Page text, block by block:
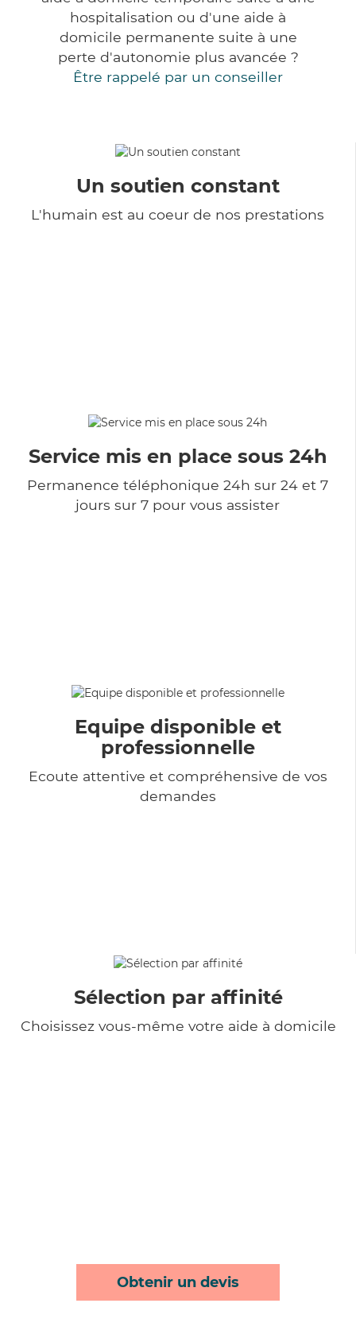
hospitalisation ou d'une aide à
domicile permanente suite à une
perte d'autonomie plus avancée ?
Être rappelé par un conseiller
Un soutien constant
L'humain est au coeur de nos prestations
Service mis en place sous 24h
Permanence téléphonique 24h sur 24 et 7
jours sur 7 pour vous assister
Equipe disponible et
professionnelle
Ecoute attentive et compréhensive de vos
demandes
Sélection par affinité
Choisissez vous-même votre aide à domicile
Obtenir un devis